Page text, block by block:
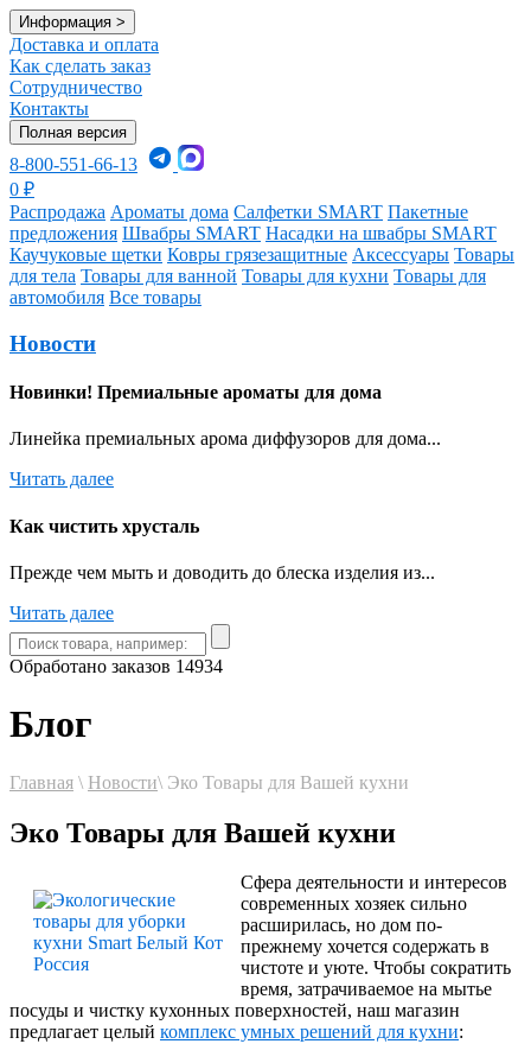
Информация >
Доставка и оплата
Как сделать заказ
Сотрудничество
Контакты
Полная версия
8-800-551-66-13
0 ₽
Распродажа Ароматы дома Салфетки SMART Пакетные
предложения Швабры SMART Насадки на швабры SMART
Каучуковые щетки Ковры грязезащитные Аксессуары Товары
для тела Товары для ванной Товары для кухни Товары для
автомобиля Все товары
Новости
Новинки! Премиальные ароматы для дома
Линейка премиальных арома диффузоров для дома...
Читать далее
Как чистить хрусталь
Прежде чем мыть и доводить до блеска изделия из...
Читать далее
Обработано заказов 14934
Блог
Главная \ Новости\ Эко Товары для Вашей кухни
Эко Товары для Вашей кухни
Сфера деятельности и интересов
современных хозяек сильно
расширилась, но дом по-
прежнему хочется содержать в
чистоте и уюте. Чтобы сократить
время, затрачиваемое на мытье
посуды и чистку кухонных поверхностей, наш магазин
предлагает целый комплекс умных решений для кухни: